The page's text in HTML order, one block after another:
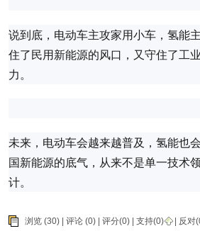
说到底，电动车主攻家用小车，氢能
住了民用新能源的风口，又守住了工
力。
未来，电动车会越来越普及，氢能也
国新能源的底气，从来不是单一技术
计。
浏览 (30) | 评论 (0) | 评分(0) | 支持(0) | 反对(